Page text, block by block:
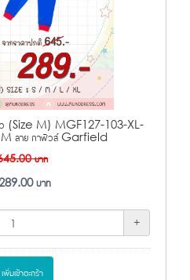
าว (Size M) MGF127-103-XL-
ลาย กาฟิวส์ Garfield
บาท
บาท
+
มเข้าตะกร้า